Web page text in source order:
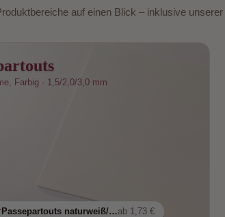
auf einen Blick – inklusive
Farbig · 1,5/2,0/3,0 mm
Passepartouts naturweiß/weiß in 1,5 mmab 1,73 €